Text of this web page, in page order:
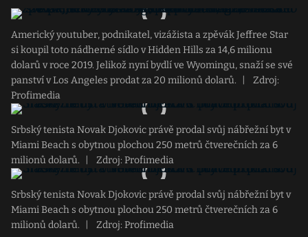
Americký youtuber, podnikatel, vizážista a zpěvák Jeffree Star
si koupil toto nádherné sídlo v Hidden Hills za 14,6 milionu
dolarů v roce 2019. Jelikož nyní bydlí ve Wyomingu, snaží se své
panství v Los Angeles prodat za 20 milionů dolarů.
Zdroj:
Profimedia
Srbský tenista Novak Djokovic právě prodal svůj nábřežní byt v
Miami Beach s obytnou plochou 250 metrů čtverečních za 6
milionů dolarů.
Zdroj: Profimedia
Srbský tenista Novak Djokovic právě prodal svůj nábřežní byt v
Miami Beach s obytnou plochou 250 metrů čtverečních za 6
milionů dolarů.
Zdroj: Profimedia